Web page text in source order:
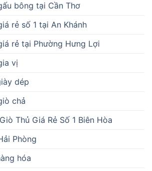
bông tại Cần Thơ
rẻ số 1 tại An Khánh
rẻ tại Phường Hưng Lợi
vị
dép
chả
Thủ Giá Rẻ Số 1 Biên Hòa
Phòng
hóa